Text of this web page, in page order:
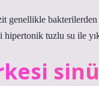
genellikle
tuzlu su ile